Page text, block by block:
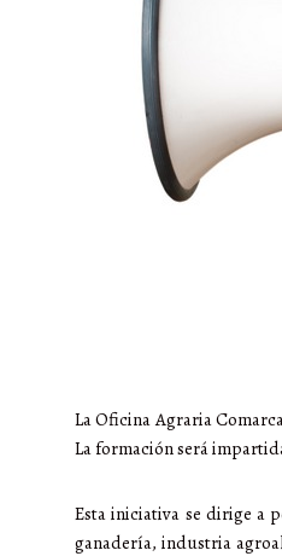
La Oficina Agraria
La formación será
Esta iniciativa se dirige a
ganadería, industria